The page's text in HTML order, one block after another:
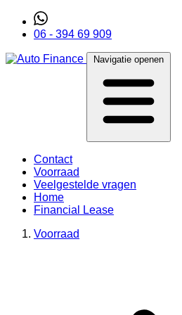
06 - 394 69 909
Navigatie openen
Contact
Voorraad
Veelgestelde vragen
Home
Financial Lease
Voorraad